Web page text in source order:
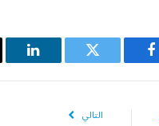
فيسبوك تويتر
التالي